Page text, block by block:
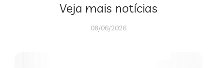
Veja mais notícias
08/06/2026